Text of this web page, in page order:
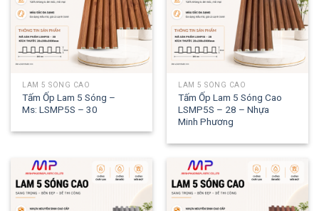
LAM 5 SÓNG CAO
Tấm Ốp Lam 5 Sóng –
Ms: LSMP5S – 30
LAM 5 SÓNG CAO
Tấm Ốp Lam 5 Sóng Cao
LSMP5S – 28 – Nhựa
Minh Phương